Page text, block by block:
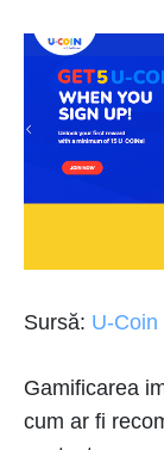
Sursă: U-Coin
Gamificarea
cum ar fi